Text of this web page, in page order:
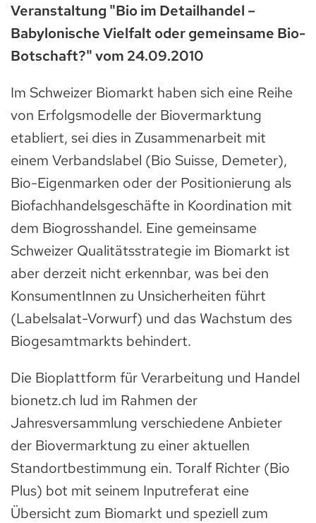
Veranstaltung "Bio im Detailhandel –
Babylonische Vielfalt oder gemeinsame Bio-
Botschaft?" vom 24.09.2010
Im Schweizer Biomarkt haben sich eine Reihe
von Erfolgsmodelle der Biovermarktung
etabliert, sei dies in Zusammenarbeit mit
einem Verbandslabel (Bio Suisse, Demeter),
Bio-Eigenmarken oder der Positionierung als
Biofachhandelsgeschäfte in Koordination mit
dem Biogrosshandel. Eine gemeinsame
Schweizer Qualitätsstrategie im Biomarkt ist
aber derzeit nicht erkennbar, was bei den
KonsumentInnen zu Unsicherheiten führt
(Labelsalat-Vorwurf) und das Wachstum des
Biogesamtmarkts behindert.
Die Bioplattform für Verarbeitung und Handel
bionetz.ch lud im Rahmen der
Jahresversammlung verschiedene Anbieter
der Biovermarktung zu einer aktuellen
Standortbestimmung ein. Toralf Richter (Bio
Plus) bot mit seinem Inputreferat eine
Übersicht zum Biomarkt und speziell zum